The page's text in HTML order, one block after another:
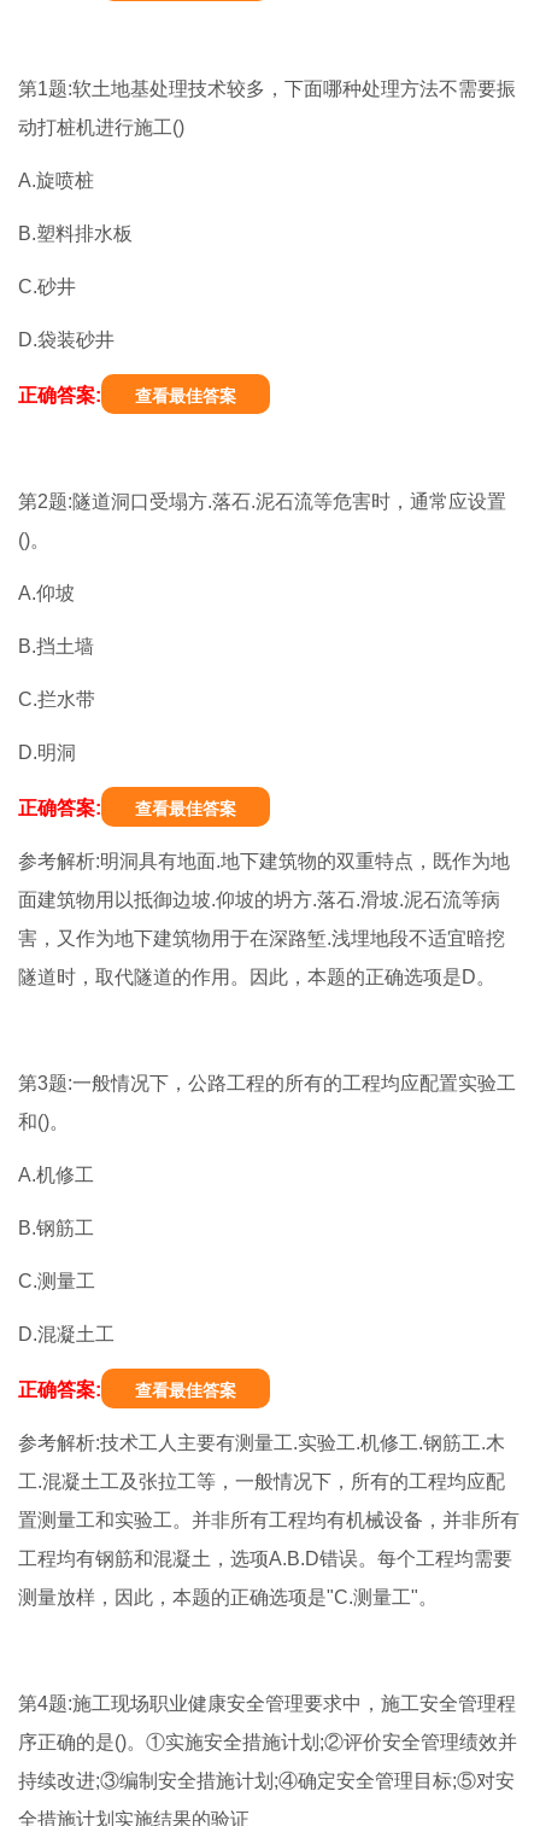
第1题:软土地基处理技术较多，下面哪种处理方法不需要振
动打桩机进行施工()
A.旋喷桩
B.塑料排水板
C.砂井
D.袋装砂井
正确答案: 查看最佳答案
第2题:隧道洞口受塌方.落石.泥石流等危害时，通常应设置
()。
A.仰坡
B.挡土墙
C.拦水带
D.明洞
正确答案: 查看最佳答案
参考解析:明洞具有地面.地下建筑物的双重特点，既作为地
面建筑物用以抵御边坡.仰坡的坍方.落石.滑坡.泥石流等病
害，又作为地下建筑物用于在深路堑.浅埋地段不适宜暗挖
隧道时，取代隧道的作用。因此，本题的正确选项是D。
第3题:一般情况下，公路工程的所有的工程均应配置实验工
和()。
A.机修工
B.钢筋工
C.测量工
D.混凝土工
正确答案: 查看最佳答案
参考解析:技术工人主要有测量工.实验工.机修工.钢筋工.木
工.混凝土工及张拉工等，一般情况下，所有的工程均应配
置测量工和实验工。并非所有工程均有机械设备，并非所有
工程均有钢筋和混凝土，选项A.B.D错误。每个工程均需要
测量放样，因此，本题的正确选项是"C.测量工"。
第4题:施工现场职业健康安全管理要求中，施工安全管理程
序正确的是()。①实施安全措施计划;②评价安全管理绩效并
持续改进;③编制安全措施计划;④确定安全管理目标;⑤对安
全措施计划实施结果的验证